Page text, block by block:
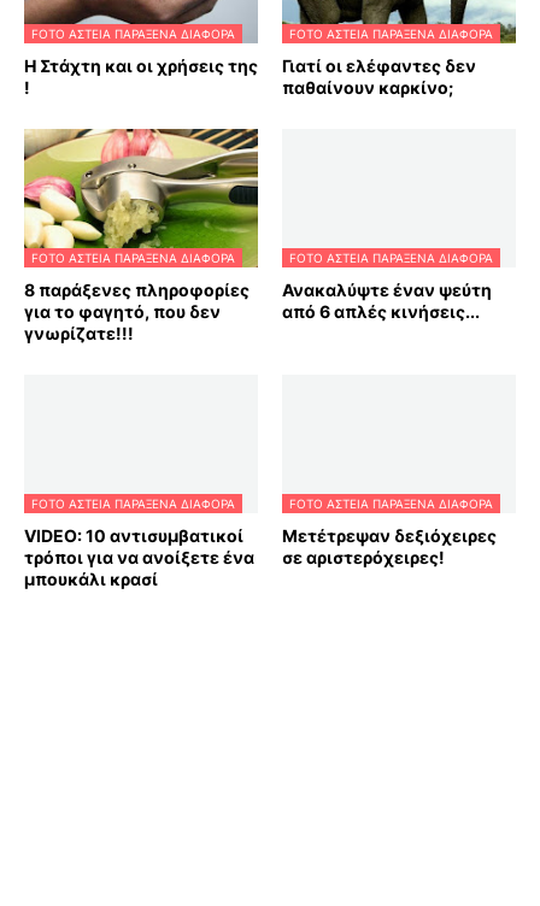
FOTO ΑΣΤΕΙΑ ΠΑΡΑΞΕΝΑ ΔΙΑΦΟΡΑ
Η Στάχτη και οι χρήσεις της
!
FOTO ΑΣΤΕΙΑ ΠΑΡΑΞΕΝΑ ΔΙΑΦΟΡΑ
Γιατί οι ελέφαντες δεν
παθαίνουν καρκίνο;
FOTO ΑΣΤΕΙΑ ΠΑΡΑΞΕΝΑ ΔΙΑΦΟΡΑ
8 παράξενες πληροφορίες
για το φαγητό, που δεν
γνωρίζατε!!!
FOTO ΑΣΤΕΙΑ ΠΑΡΑΞΕΝΑ ΔΙΑΦΟΡΑ
Ανακαλύψτε έναν ψεύτη
από 6 απλές κινήσεις...
FOTO ΑΣΤΕΙΑ ΠΑΡΑΞΕΝΑ ΔΙΑΦΟΡΑ
VIDEO: 10 αντισυμβατικοί
τρόποι για να ανοίξετε ένα
μπουκάλι κρασί
FOTO ΑΣΤΕΙΑ ΠΑΡΑΞΕΝΑ ΔΙΑΦΟΡΑ
Μετέτρεψαν δεξιόχειρες
σε αριστερόχειρες!